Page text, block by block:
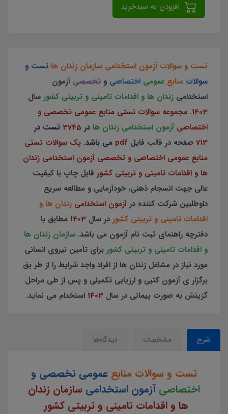
تست و سوالات آزمون استخدامی سازمان زندان ها تست و
سوالات منابع عمومی اختصاصی و تخصصی آزمون
استخدامی زندان ها و اقدامات تامینی و تربیتی کشور سال
1403
. مجموعه سوالات تستی منابع عمومی تخصصی و
اختصاصی آزمون استخدامی زندان ها در 3745 تست در
713 صفحه در قالب فایل pdf می باشد. پک سوالات تستی
منابع عمومی اختصاصی و تخصصی آزمون استخدامی زندان
ها و اقدامات تامینی و تربیتی کشور قابل چاپ با کیفیت
عالی جهت انسجام ذهنی، خودآزمایی و مطالعه سریع
داوطلبین شرکت کننده در آزمون استخدامی زندان ها و
اقدامات تامینی و تربیتی کشور در سال 1403 مطابق با
دفترچه راهنمای ثبت نام آزمون می باشد. سازمان زندان ها
و اقدامات تامینی و تربیتی کشور برای تأمین نیروی انسانی
مورد نیاز در مشاغل زندان ها از افراد واجد شرایط را از طر یق
برگزار ی آزمون کتبی و ارزیابی تکمیلی و پس از طی مراحل
گزینش به صورت پیمانی در سال 1403 استخدام می نماید.
شرح مشخصات دیدگاه‌ها
تست و سوالات منابع عمومی تخصصی و
اختصاصی آزمون استخدامی سازمان زندان
ها و اقدامات تامینی و تربیتی کشور